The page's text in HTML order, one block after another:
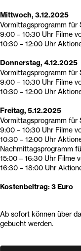
Mittwoch, 3.12.2025
Vormittagsprogramm für
9:00 – 10:30 Uhr Filme
10:30 – 12:00 Uhr
Donnerstag, 4.12.2025
Vormittagsprogramm für
9:00 – 10:30 Uhr Filme
10:30 – 12:00 Uhr
Freitag, 5.12.2025
Vormittagsprogramm für
9:00 – 10:30 Uhr Filme
10:30 – 12:00 Uhr
Nachmittagsprogramm
15:00 – 16:30 Uhr Filme
16:30 – 18:00 Uhr
Kostenbeitrag: 3 Euro
Ab sofort können über
gebucht werden.